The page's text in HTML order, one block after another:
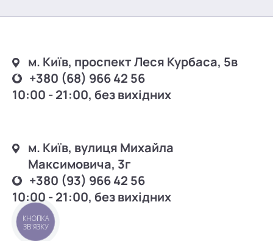
м. Київ, проспект Леся Курбаса, 5в
+380 (68) 966 42 56
10:00 - 21:00, без вихідних
м. Київ, вулиця Михайла
Максимовича, 3г
+380 (93) 966 42 56
10:00 - 21:00, без вихідних
КНОПКА
ЗВ'ЯЗКУ